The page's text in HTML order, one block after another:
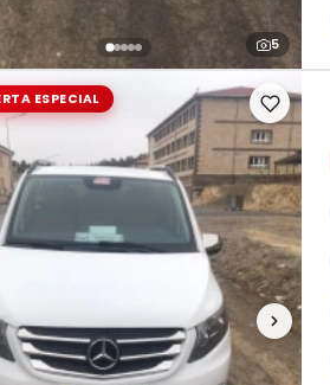
5
ESPECIAL